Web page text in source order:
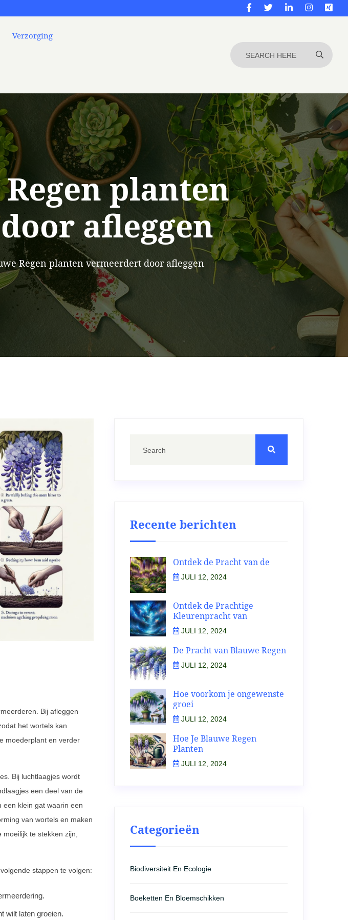
Verzorging
planten
afleggen
Regen planten vermeerdert door afleggen
Bij afleggen
het wortels kan
moederplant en verder
Bij luchtlaagjes wordt
een deel van de
een klein gat waarin een
van wortels en maken
te stekken zijn,
stappen te volgen:
wilt laten groeien.
Recente berichten
Ontdek de Pracht van de
JULI 12, 2024
Ontdek de Prachtige
Kleurenpracht van
JULI 12, 2024
De Pracht van Blauwe Regen
JULI 12, 2024
Hoe voorkom je ongewenste
groei
JULI 12, 2024
Hoe Je Blauwe Regen
Planten
JULI 12, 2024
Categorieën
Biodiversiteit En Ecologie
Boeketten En Bloemschikken